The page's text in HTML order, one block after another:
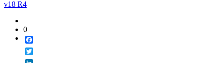
v18 R4
0